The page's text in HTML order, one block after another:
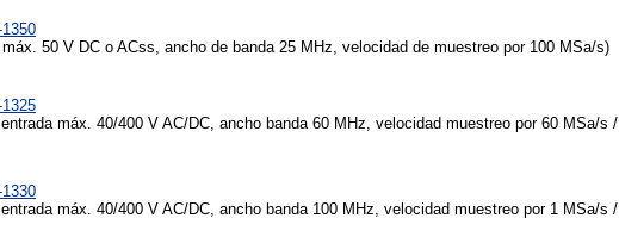
50 V DC o ACss, ancho de banda 25 MHz, velocidad de muestreo por 100 MSa/s)
máx. 40/400 V AC/DC, ancho banda 60 MHz, velocidad muestreo por 60 MSa/s /
máx. 40/400 V AC/DC, ancho banda 100 MHz, velocidad muestreo por 1 MSa/s /